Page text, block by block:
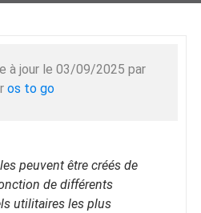
à jour le 03/09/2025 par
os to go
peuvent être créés de
de différents
utilitaires les plus